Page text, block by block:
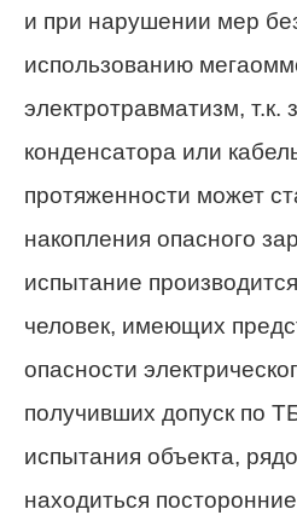
и при нарушении мер
использованию
электротравматизм, т.к.
конденсатора или
протяженности может
накопления опасного
испытание
человек, имеющих
опасности
получивших допуск по
испытания объекта,
находиться